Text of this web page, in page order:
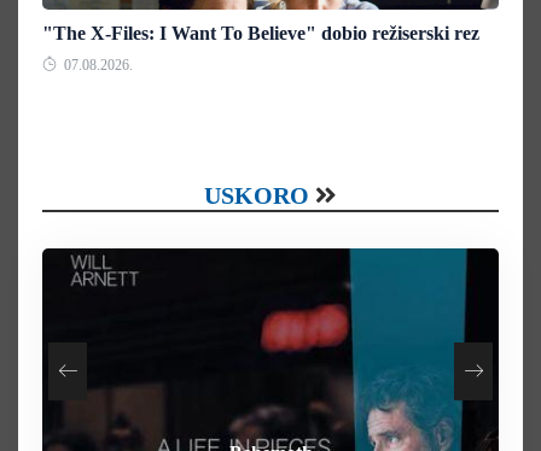
"The X-Files: I Want To Believe" dobio režiserski rez
07.08.2026.
USKORO